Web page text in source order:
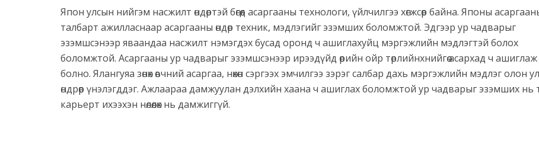
Япон улсын нийгэм насжилт өндөртэй бөгөөд асаргааны технологи, үйлчилгээ хөгжсөөр байна. Японы
талбарт ажилласнаар асаргааны өндөр техник, мэдлэгийг эзэмших боломжтой. Эдгээр ур чадварыг
эзэмшсэнээр яваандаа насжилт нэмэгдэх бусад оронд ч ашиглахуйц мэргэжлийн мэдлэгтэй болох
боломжтой. Асаргааны ур чадварыг эзэмшсэнээр ирээдүйд өөрийн ойр төрлийнхнийгөө асархад ч ашиглаж
болно. Ялангуяа зөнөх өвчний асаргаа, нөхөн сэргээх эмчилгээ зэрэг салбар дахь мэргэжлийн мэдлэг олон
өндрөөр үнэлэгддэг. Ажлаараа дамжуулан дэлхийн хаана ч ашиглах боломжтой ур чадварыг эзэмших нь
карьерт ихээхэн нөлөөлөх нь дамжиггүй.